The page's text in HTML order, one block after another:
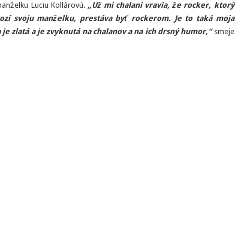
Luciu Kollárovú. „Už mi chalani vravia, že rocker, ktorý
svoju manželku, prestáva byť rockerom. Je to taká moja
zlatá a je zvyknutá na chalanov a na ich drsný humor,“ smeje